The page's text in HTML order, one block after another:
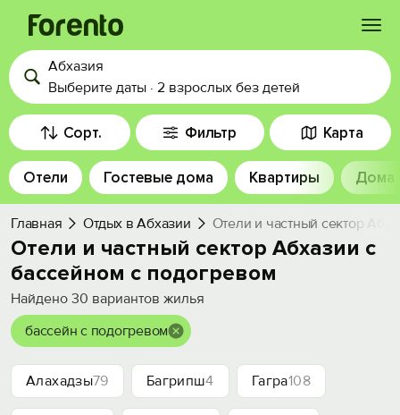
Войти
Избранное
История просмотра
Добавить свой объект
Абхазия
Выберите даты · 2 взрослых без детей
Сорт. Фильтр Карта
Отели Гостевые дома Квартиры Дома
Главная Отдых в Абхазии Отели и частный сектор
Отели и частный сектор Абхазии с
бассейном с подогревом
Найдено 30 вариантов жилья
бассейн с подогревом
Алахадзы79 Багрипш4 Гагра108